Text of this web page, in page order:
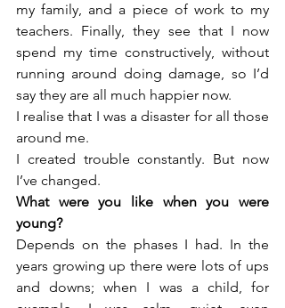
my family, and a piece of work to my
teachers. Finally, they see that I now
spend my time constructively, without
running around doing damage, so I’d
say they are all much happier now.
I realise that I was a disaster for all those
around me.
I created trouble constantly. But now
I’ve changed.
What were you like when you were
young?
Depends on the phases I had. In the
years growing up there were lots of ups
and downs; when I was a child, for